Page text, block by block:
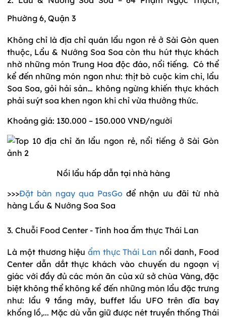
Phường 6, Quận 3
Không chỉ là địa chỉ quán lẩu ngon rẻ ở Sài Gòn quen
thuộc, Lẩu & Nướng Soa Soa còn thu hút thực khách
nhờ những món Trung Hoa độc đáo, nổi tiếng. Có thể
kể đến những món ngon như: thịt bò cuộc kim chi, lẩu
Soa Soa, gỏi hải sản… không ngừng khiến thực khách
phải suýt soa khen ngon khi chỉ vừa thưởng thức.
Khoảng giá: 130.000 – 150.000 VNĐ/người
Nồi lẩu hấp dẫn tại nhà hàng
>>>Đặt bàn ngay qua PasGo để nhận ưu đãi từ nhà
hàng Lẩu & Nướng Soa Soa
3. Chuỗi Food Center - Tinh hoa ẩm thực Thái Lan
Là một thương hiệu ẩm thực Thái Lan nổi danh, Food
Center dẫn dắt thực khách vào chuyến du ngoạn vị
giác với đầy đủ các món ăn của xứ sở chùa Vàng, đặc
biệt không thể không kể đến những món lẩu đặc trưng
như: lẩu 9 tầng mây, buffet lẩu UFO trên đĩa bay
khổng lồ,... Mặc dù vẫn giữ được nét truyền thống Thái